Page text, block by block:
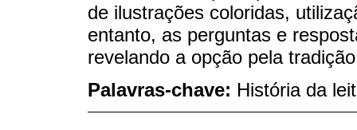
de ilustrações coloridas,
entanto, as perguntas e
revelando a opção pela
Palavras-chave: História da